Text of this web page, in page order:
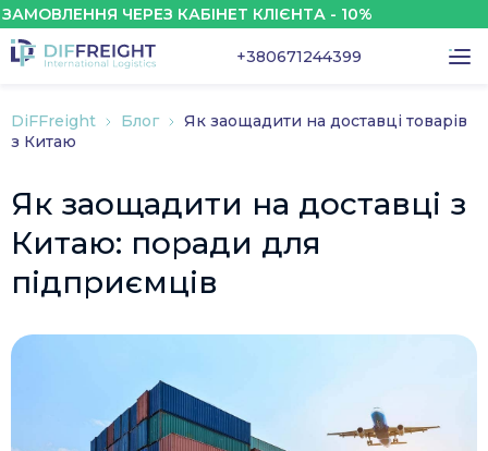
ЧЕРЕЗ КАБІНЕТ КЛІЄНТА - 10%
+380671244399
DiFFreight Блог
Як заощадити на доставці товарів
з Китаю
Як заощадити на доставці з
Китаю: поради для
підприємців